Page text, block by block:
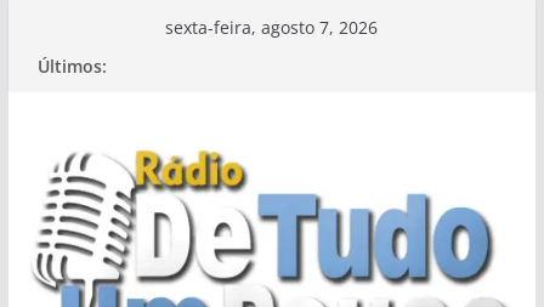
sexta-feira, agosto 7, 2026
Últimos: